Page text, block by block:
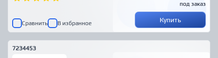
под заказ
Сравнить В избранное Купить
7234453